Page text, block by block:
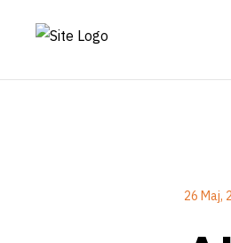
26 Maj,